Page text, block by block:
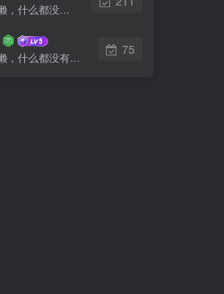
这家伙很懒，什么都没有写...
这家伙很懒，什么都没有写...
75